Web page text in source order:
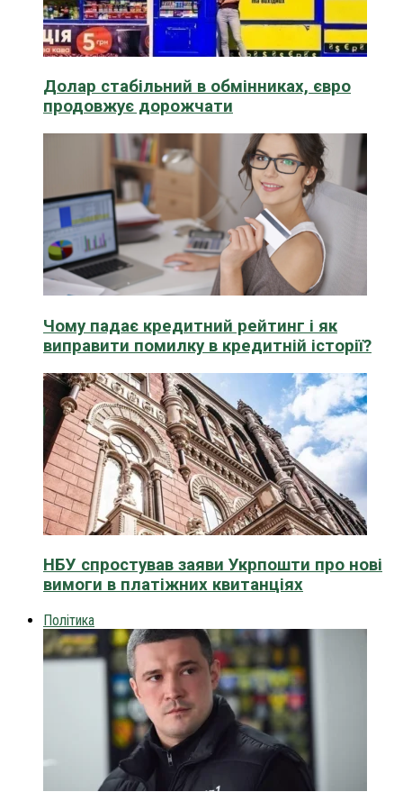
Долар стабільний в обмінниках, євро
продовжує дорожчати
Чому падає кредитний рейтинг і як
виправити помилку в кредитній історії?
НБУ спростував заяви Укрпошти про нові
вимоги в платіжних квитанціях
Політика